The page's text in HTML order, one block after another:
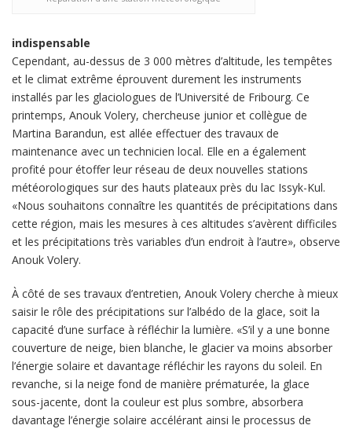
indispensable
Cependant, au-dessus de 3 000 mètres d’altitude, les tempêtes
et le climat extrême éprouvent durement les instruments
installés par les glaciologues de l’Université de Fribourg. Ce
printemps, Anouk Volery, chercheuse junior et collègue de
Martina Barandun, est allée effectuer des travaux de
maintenance avec un technicien local. Elle en a également
profité pour étoffer leur réseau de deux nouvelles stations
météorologiques sur des hauts plateaux près du lac Issyk-Kul.
«Nous souhaitons connaître les quantités de précipitations dans
cette région, mais les mesures à ces altitudes s’avèrent difficiles
et les précipitations très variables d’un endroit à l’autre», observe
Anouk Volery.
À côté de ses travaux d’entretien, Anouk Volery cherche à mieux
saisir le rôle des précipitations sur l’albédo de la glace, soit la
capacité d’une surface à réfléchir la lumière. «S’il y a une bonne
couverture de neige, bien blanche, le glacier va moins absorber
l’énergie solaire et davantage réfléchir les rayons du soleil. En
revanche, si la neige fond de manière prématurée, la glace
sous-jacente, dont la couleur est plus sombre, absorbera
davantage l’énergie solaire accélérant ainsi le processus de